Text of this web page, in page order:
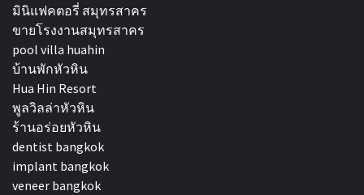
มินิแฟคตอรี่ สมุทรสาคร
ขายโรงงานสมุทรสาคร
pool villa huahin
บ้านพักหัวหิน
Hua Hin Resort
พูลวิลล่าหัวหิน
ร้านอร่อยหัวหิน
dentist bangkok
implant bangkok
veneer bangkok